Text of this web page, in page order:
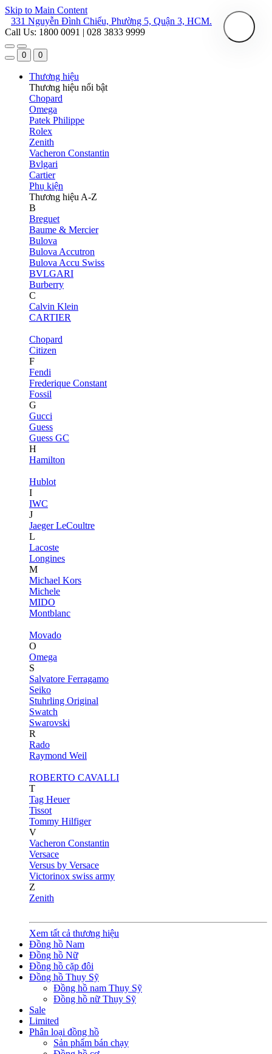
Skip to Main Content
331 Nguyễn Đình Chiểu, Phường 5, Quận 3, HCM.
Call Us: 1800 0091 | 028 3833 9999
0 0
Thương hiệu
Thương hiệu nổi bật
Chopard
Omega
Patek Philippe
Rolex
Zenith
Vacheron Constantin
Bvlgari
Cartier
Phụ kiện
Thương hiệu A-Z
B
Breguet
Baume & Mercier
Bulova
Bulova Accutron
Bulova Accu Swiss
BVLGARI
Burberry
C
Calvin Klein
CARTIER
Chopard
Citizen
F
Fendi
Frederique Constant
Fossil
G
Gucci
Guess
Guess GC
H
Hamilton
Hublot
I
IWC
J
Jaeger LeCoultre
L
Lacoste
Longines
M
Michael Kors
Michele
MIDO
Montblanc
Movado
O
Omega
S
Salvatore Ferragamo
Seiko
Stuhrling Original
Swatch
Swarovski
R
Rado
Raymond Weil
ROBERTO CAVALLI
T
Tag Heuer
Tissot
Tommy Hilfiger
V
Vacheron Constantin
Versace
Versus by Versace
Victorinox swiss army
Z
Zenith
Xem tất cả thương hiệu
Đồng hồ Nam
Đồng hồ Nữ
Đồng hồ cặp đôi
Đồng hồ Thụy Sỹ
Đồng hồ nam Thụy Sỹ
Đồng hồ nữ Thụy Sỹ
Sale
Limited
Phân loại đồng hồ
Sản phẩm bán chạy